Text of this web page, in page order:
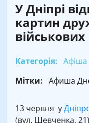
У Дніпрі
картин
військових
Категорія: Афіша
Мітки: Афиша
13 червня у
(вул. Шевченка,